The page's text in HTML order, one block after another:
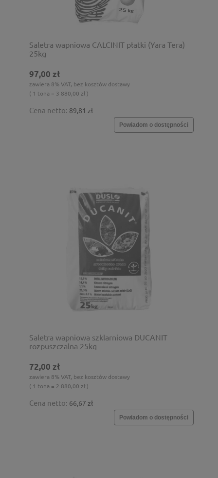
Saletra wapniowa CALCINIT płatki (Yara Tera)
25kg
97,00 zł
zawiera 8% VAT, bez kosztów dostawy
( 1 tona = 3 880,00 zł )
Cena netto: 89,81 zł
Powiadom o dostępności
Saletra wapniowa szklarniowa DUCANIT
rozpuszczalna 25kg
72,00 zł
zawiera 8% VAT, bez kosztów dostawy
( 1 tona = 2 880,00 zł )
Cena netto: 66,67 zł
Powiadom o dostępności